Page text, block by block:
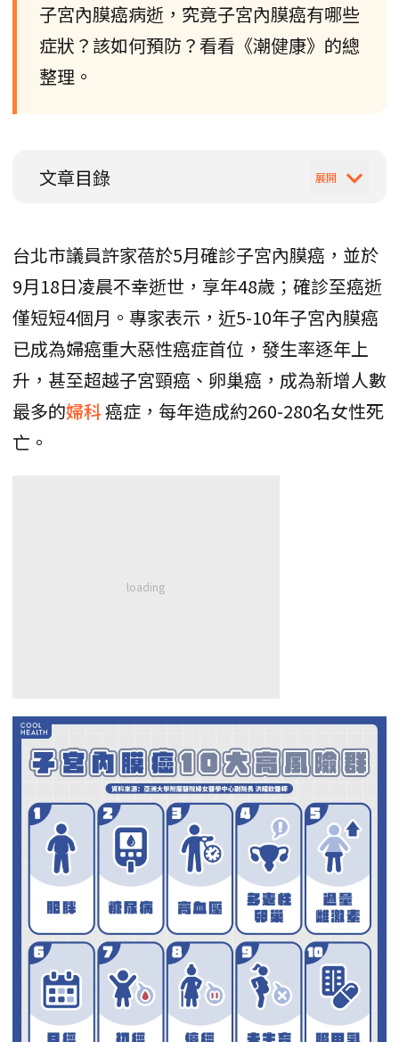
子宮內膜癌病逝，究竟子宮內膜癌有哪些
症狀？該如何預防？看看《潮健康》的總
整理。
文章目錄
台北市議員許家蓓於5月確診子宮內膜癌，並於
9月18日凌晨不幸逝世，享年48歲；確診至癌逝
僅短短4個月。專家表示，近5-10年子宮內膜癌
已成為婦癌重大惡性癌症首位，發生率逐年上
升，甚至超越子宮頸癌、卵巢癌，成為新增人數
最多的婦科癌症，每年造成約260-280名女性死
亡。